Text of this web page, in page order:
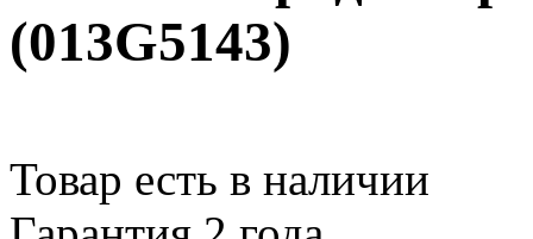
(013G5143)
Товар есть в наличии